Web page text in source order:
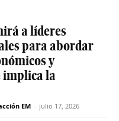
a líderes
para abordar
y
implica la
EM - julio 17, 2026